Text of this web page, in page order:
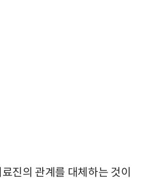
진의 관계를 대체하는 것이